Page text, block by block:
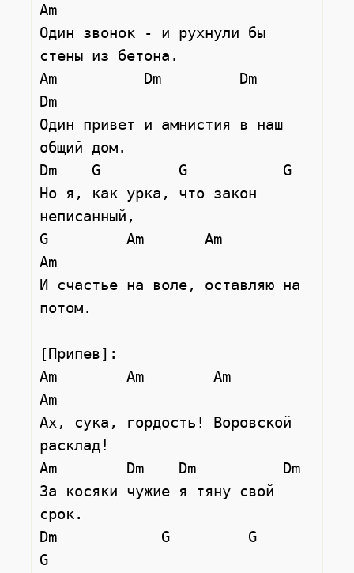
Am
Один звонок - и рухнули бы
стены из бетона.
Am          Dm         Dm
Dm
Один привет и амнистия в наш
общий дом.
Dm    G         G           G
Но я, как урка, что закон
неписанный,
G         Am       Am
Am
И счастье на воле, оставляю на
потом.
[Припев]:
Am        Am        Am
Am
Ах, сука, гордость! Воровской
расклад!
Am        Dm    Dm          Dm
За косяки чужие я тяну свой
срок.
Dm            G         G
G